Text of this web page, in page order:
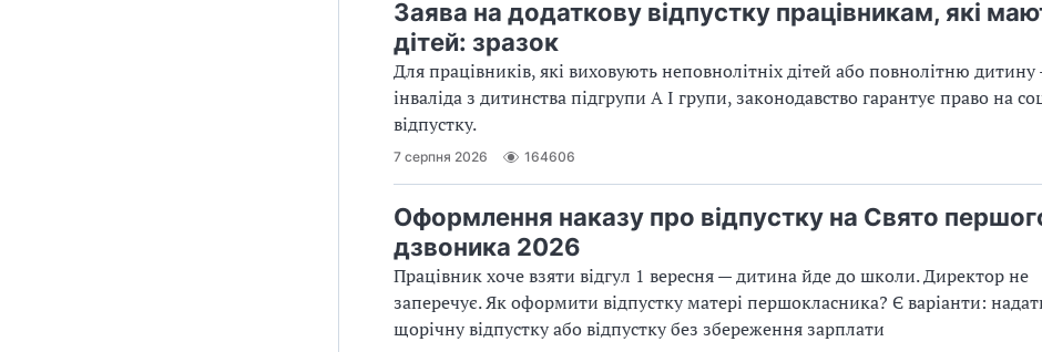
Заява на додаткову відпустку працівникам, які
дітей: зразок
Для працівників, які виховують неповнолітніх дітей або повнолітню
інваліда з дитинства підгрупи А І групи, законодавство гарантує право на
відпустку.
7 серпня 2026 164606
Оформлення наказу про відпустку на Свято
дзвоника 2026
Працівник хоче взяти відгул 1 вересня — дитина йде до школи. Директор не
заперечує. Як оформити відпустку матері першокласника? Є варіанти:
щорічну відпустку або відпустку без збереження зарплати